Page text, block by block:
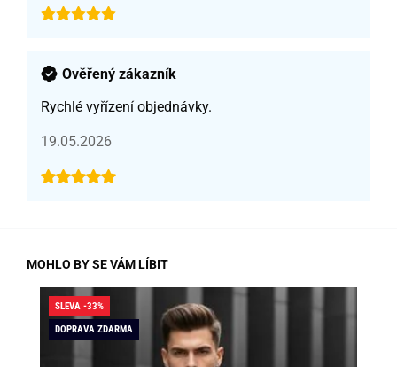
Ověřený zákazník
Rychlé vyřízení objednávky.
19.05.2026
MOHLO BY SE VÁM LÍBIT
SLEVA -33%
DOPRAVA ZDARMA